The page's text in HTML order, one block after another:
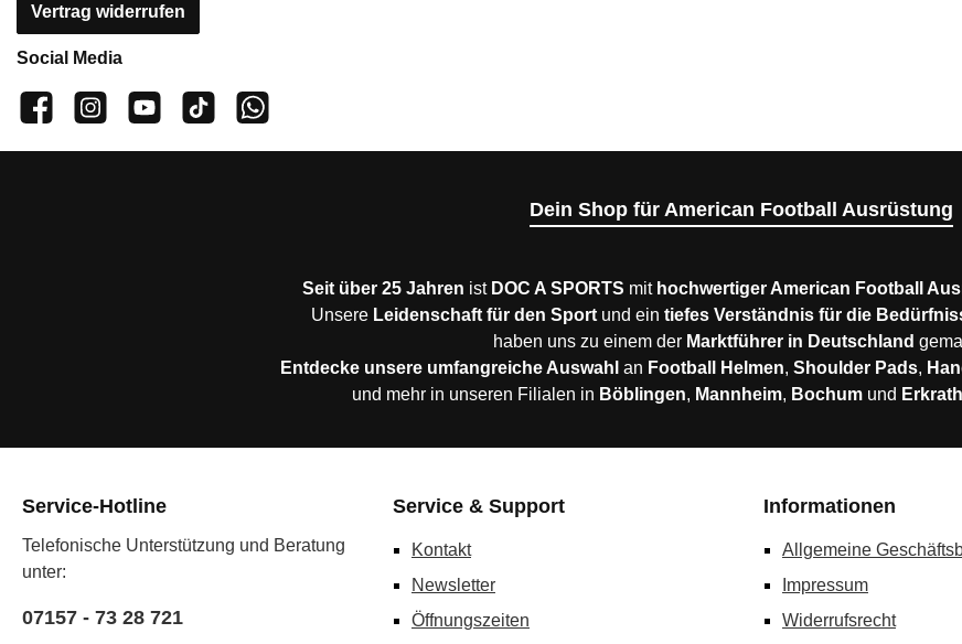
Vertrag widerrufen
Social Media
👍 4.500 Gefällt mir
📸 38.000 Follower
📺 20 Abonnenten
🎵1.800 Follower
Kanal abonnieren
Dein Shop für American Football Ausrüstung
Seit über 25 Jahren ist DOC A SPORTS mit hochwertiger American Football
Unsere Leidenschaft für den Sportund ein tiefes Verständnis für die
haben uns zu einem der Marktführer in Deutschland
Entdecke unsere umfangreiche Auswahl an Football Helmen, Shoulder Pads,
und mehr in unseren Filialen in Böblingen, Mannheim, Bochumund Erkrath
Service-Hotline
Telefonische Unterstützung und Beratung
unter:
07157 - 73 28 721
Service & Support
Kontakt
Newsletter
Öffnungszeiten
Informationen
Allgemeine
Impressum
Widerrufsrecht